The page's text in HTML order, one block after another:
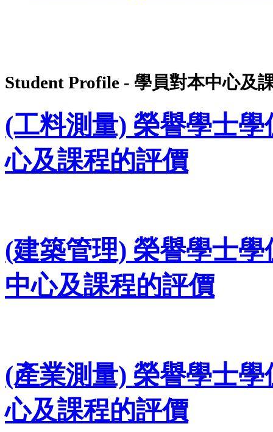
Student Profile - 學員對本中心及
(工料測量) 榮譽學士學
心及課程的評價
(建築管理) 榮譽學士
中心及課程的評價
(產業測量) 榮譽學士
心及課程的評價